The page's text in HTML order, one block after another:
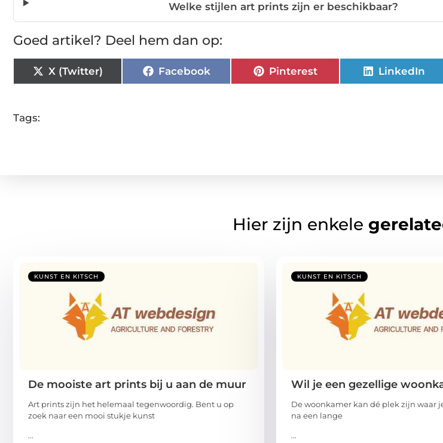
Welke stijlen art prints zijn er beschikbaar?
Goed artikel? Deel hem dan op:
X (Twitter) Facebook Pinterest LinkedIn
Tags:
Hier zijn enkele
KUNST EN KITSCH
De mooiste art prints bij u aan de muur
Art prints zijn het helemaal tegenwoordig. Bent u op
zoek naar een mooi stukje kunst
...
KUNST EN KITSCH
Wil je een gezellige
De woonkamer kan dé plek zijn waar
na een lange
...